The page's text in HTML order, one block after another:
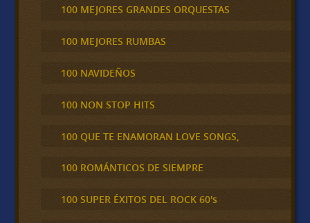
100 MEJORES GRANDES ORQUESTAS
100 MEJORES RUMBAS
100 NAVIDEÑOS
100 NON STOP HITS
100 QUE TE ENAMORAN LOVE SONGS,
100 ROMÁNTICOS DE SIEMPRE
100 SUPER ÉXITOS DEL ROCK 60's